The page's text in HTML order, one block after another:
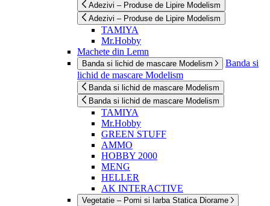
Adezivi – Produse de Lipire Modelism
Adezivi – Produse de Lipire Modelism
TAMIYA
Mr.Hobby
Machete din Lemn
Banda si lichid de mascare Modelism
Banda si
lichid de mascare Modelism
Banda si lichid de mascare Modelism
Banda si lichid de mascare Modelism
TAMIYA
Mr.Hobby
GREEN STUFF
AMMO
HOBBY 2000
MENG
HELLER
AK INTERACTIVE
Vegetatie – Pomi si Iarba Statica Diorame